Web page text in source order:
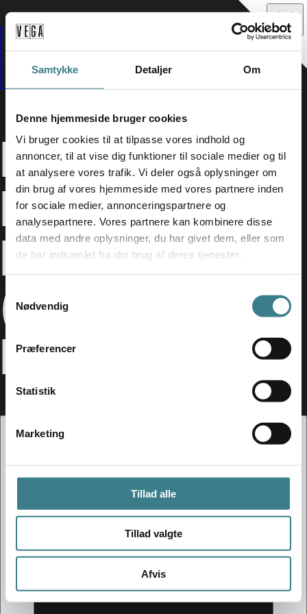
Samtykke Detaljer Om
Denne hjemmeside bruger cookies
Vi bruger cookies til at tilpasse vores indhold og
annoncer, til at vise dig funktioner til sociale medier og til
at analysere vores trafik. Vi deler også oplysninger om
din brug af vores hjemmeside med vores partnere inden
for sociale medier, annonceringspartnere og
analysepartnere. Vores partnere kan kombinere disse
data med andre oplysninger, du har givet dem, eller som
de har indsamlet fra din brug af deres tjenester.
m
t
k
Nødvendig
Præferencer
Statistik
Marketing
Tillad alle
Tillad valgte
Afvis
MAGTENS
KORRIDORE
R
(EKSTRAKO
NCERT)